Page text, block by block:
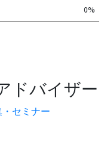
0%
ドバイザー
セミナー